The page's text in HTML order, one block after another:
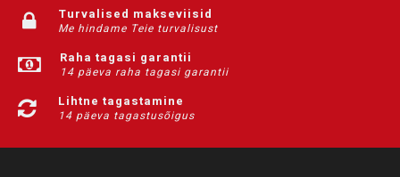
Turvalised makseviisid
Me hindame Teie turvalisust
Raha tagasi garantii
14 päeva raha tagasi garantii
Lihtne tagastamine
14 päeva tagastusõigus